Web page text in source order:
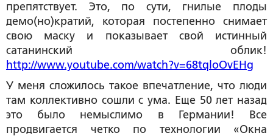
препятствует. Это, по сути, гнилые плоды
демо(но)кратий, которая постепенно снимает
свою маску и показывает свой истинный
сатанинский облик!
http://www.youtube.com/watch?v=68tqloOvEHg
У меня сложилось такое впечатление, что люди
там коллективно сошли с ума. Еще 50 лет назад
это было немыслимо в Германии! Все
продвигается четко по технологии «Окна